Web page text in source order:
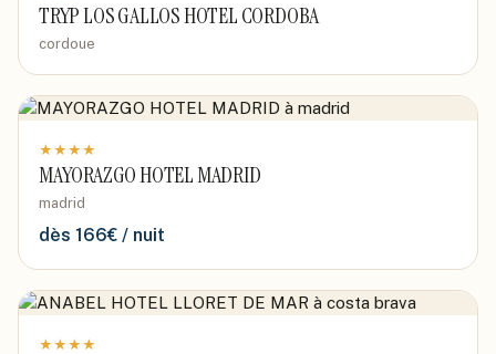
TRYP LOS GALLOS HOTEL CORDOBA
cordoue
★ ★ ★ ★
MAYORAZGO HOTEL MADRID
madrid
dès 166€ / nuit
★ ★ ★ ★